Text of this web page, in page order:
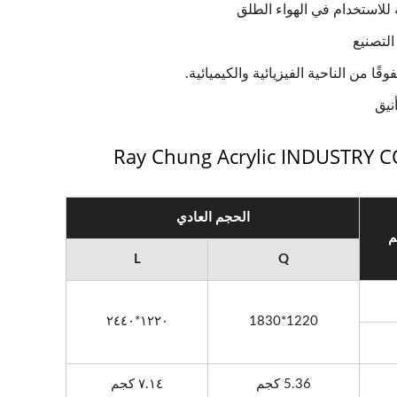
للاستخدام في الهواء الطلق
من الناحية الفيزيائية والكيميائية.
Ray Chung Acrylic INDUSTRY
الحجم العادي
Q
L
1220*1830
١٢٢٠*٢٤٤٠
5.36 كجم ٧.١٤ كجمورقة الاكريليك الاكريليك المنتشرة